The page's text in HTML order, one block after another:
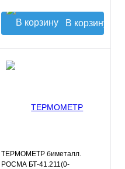
В корзину
ТЕРМОМЕТР биметалл.
РОСМА БТ-41.211(0-